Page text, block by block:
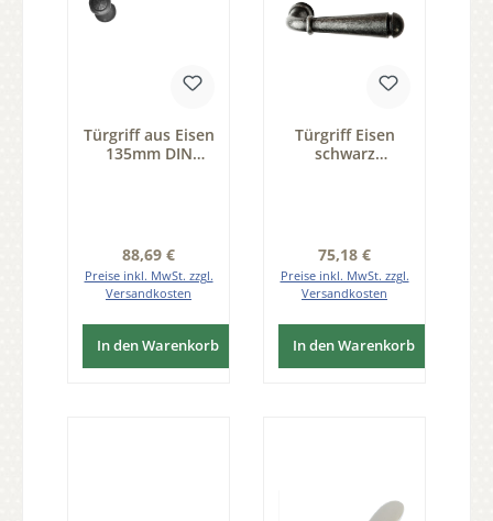
Türgriff aus Eisen
135mm DIN
Regulärer Preis:
88,69 €
Preise inkl. MwSt. zzgl.
Versandkosten
In den Warenkorb
Türgriff Eisen
schwarz
Regulärer Preis:
75,18 €
Preise inkl. MwSt. zzgl.
Versandkosten
In den Warenkorb